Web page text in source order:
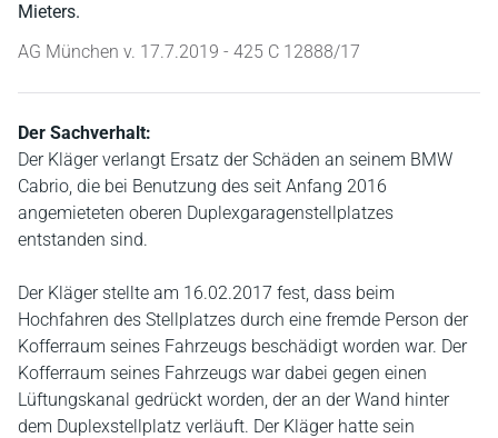
Mieters.
AG München v. 17.7.2019 - 425 C 12888/17
Der Sachverhalt:
Der Kläger verlangt Ersatz der Schäden an seinem BMW
Cabrio, die bei Benutzung des seit Anfang 2016
angemieteten oberen Duplexgaragenstellplatzes
entstanden sind.
Der Kläger stellte am 16.02.2017 fest, dass beim
Hochfahren des Stellplatzes durch eine fremde Person der
Kofferraum seines Fahrzeugs beschädigt worden war. Der
Kofferraum seines Fahrzeugs war dabei gegen einen
Lüftungskanal gedrückt worden, der an der Wand hinter
dem Duplexstellplatz verläuft. Der Kläger hatte sein